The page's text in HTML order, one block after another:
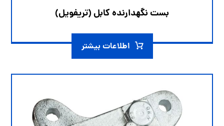
بست نگهدارنده کابل (تریفویل)
اطلاعات بیشتر